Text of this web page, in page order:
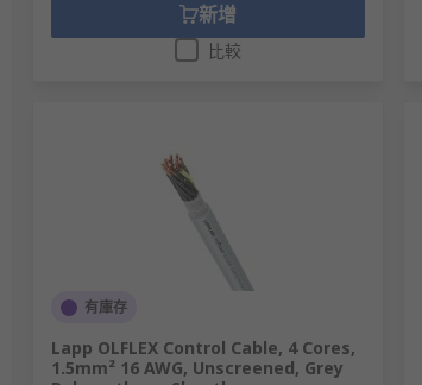
新增
比較
有庫存
Lapp OLFLEX Control Cable, 4 Cores,
1.5mm² 16 AWG, Unscreened, Grey